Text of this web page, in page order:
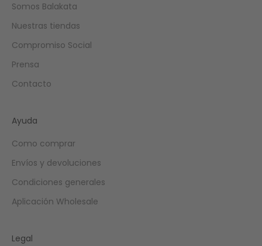
Somos Balakata
Nuestras tiendas
Compromiso Social
Prensa
Contacto
Ayuda
Como comprar
Envíos y devoluciones
Condiciones generales
Aplicación Wholesale
Legal